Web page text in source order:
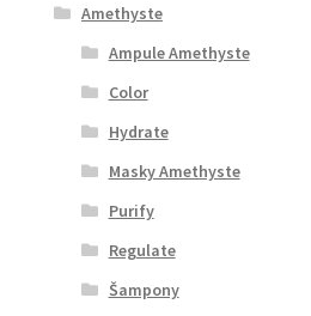
Amethyste
Ampule Amethyste
Color
Hydrate
Masky Amethyste
Purify
Regulate
Šampony